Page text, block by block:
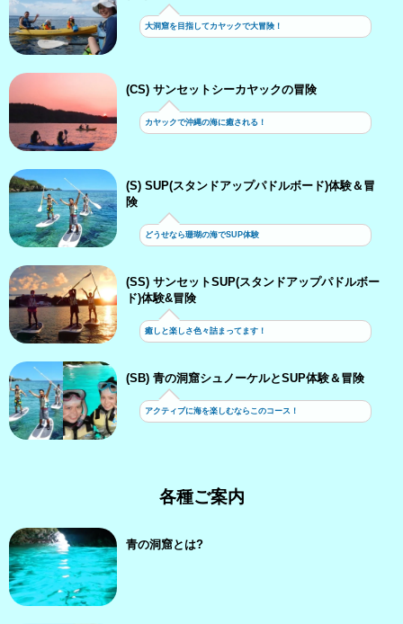
大洞窟を目指してカヤックで大冒険！
(CS) サンセットシーカヤックの冒険
カヤックで沖縄の海に癒される！
(S) SUP(スタンドアップパドルボード)体験＆冒
険
どうせなら珊瑚の海でSUP体験
(SS) サンセットSUP(スタンドアップパドルボー
ド)体験&冒険
癒しと楽しさ色々詰まってます！
(SB) 青の洞窟シュノーケルとSUP体験＆冒険
アクティブに海を楽しむならこのコース！
各種ご案内
青の洞窟とは?